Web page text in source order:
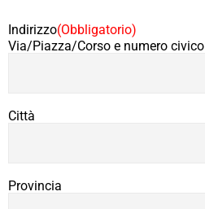
Indirizzo(Obbligatorio)
Via/Piazza/Corso e numero civico
Città
Provincia